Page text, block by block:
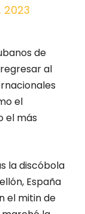
2023
de
al
el
el más
la discóbola
España
el mitin de